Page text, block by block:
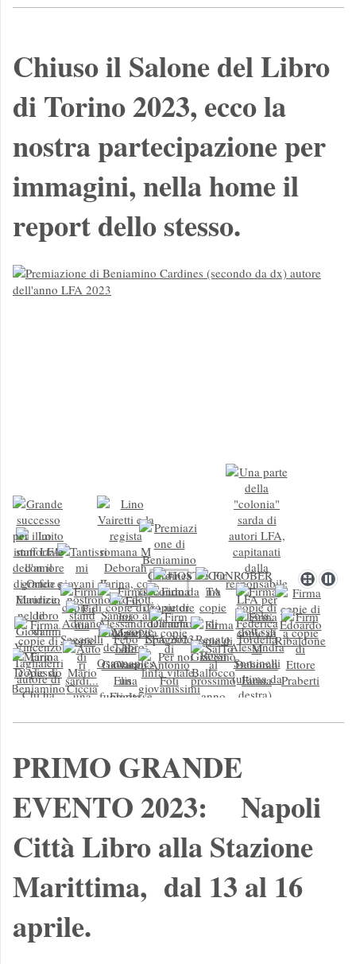
Chiuso il Salone del Libro
di Torino 2023, ecco la
nostra partecipazione per
immagini, nella home il
report dello stesso.
PRIMO GRANDE
EVENTO 2023: Napoli
Città Libro alla Stazione
Marittima, dal 13 al 16
aprile.